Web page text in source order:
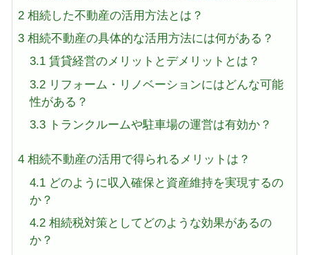
2 相続した不動産の活用方法とは？
3 相続不動産の具体的な活用方法には何がある？
3.1賃貸経営のメリットとデメリットとは？
3.2リフォーム・リノベーションにはどんな可能
性がある？
3.3トランクルームや駐車場の運営は有効か？
4 相続不動産の活用で得られるメリットは？
4.1どのように収入確保と資産維持を実現するの
か？
4.2相続税対策としてどのような効果があるの
か？